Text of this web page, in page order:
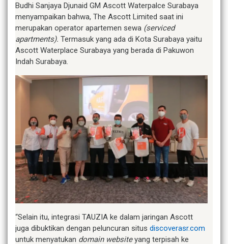
Budhi Sanjaya Djunaid GM Ascott Waterpalce Surabaya
menyampaikan bahwa, The Ascott Limited saat ini
merupakan operator apartemen sewa (serviced
apartments). Termasuk yang ada di Kota Surabaya yaitu
Ascott Waterplace Surabaya yang berada di Pakuwon
Indah Surabaya.
“Selain itu, integrasi TAUZIA ke dalam jaringan Ascott
juga dibuktikan dengan peluncuran situs discoverasr.com
untuk menyatukan domain websiteyang terpisah ke